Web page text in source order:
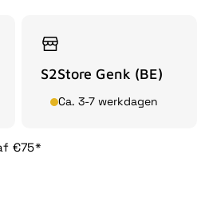
S2Store Genk (BE)
Ca. 3-7 werkdagen
€75*